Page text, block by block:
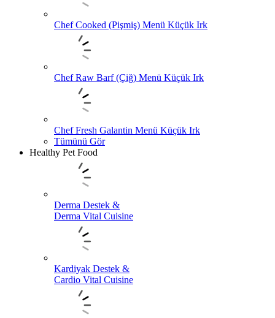
Chef Cooked (Pişmiş) Menü Küçük Irk
Chef Raw Barf (Çiğ) Menü Küçük Irk
Chef Fresh Galantin Menü Küçük Irk
Tümünü Gör
Healthy Pet Food
Derma Destek &
Derma Vital Cuisine
Kardiyak Destek &
Cardio Vital Cuisine